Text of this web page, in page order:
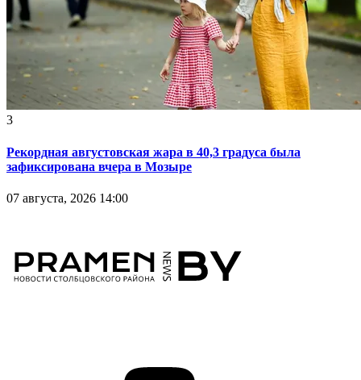
3
Рекордная августовская жара в 40,3 градуса была
зафиксирована вчера в Мозыре
07 августа, 2026 14:00